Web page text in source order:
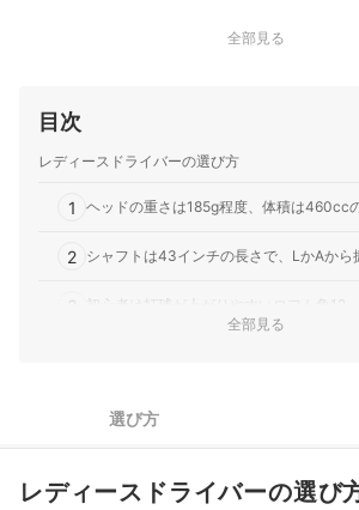
全部見る
目次
レディースドライバーの選び方
1 ヘッドの重さは185g程度、体積は460cc
2 シャフトは43インチの長さで、LかAから
3 初心者は打球が上がりやすいロフト角12
ゼクシオのレディースドライバー全6商品おすす
全部見る
選び方
レディースドライバーの選び